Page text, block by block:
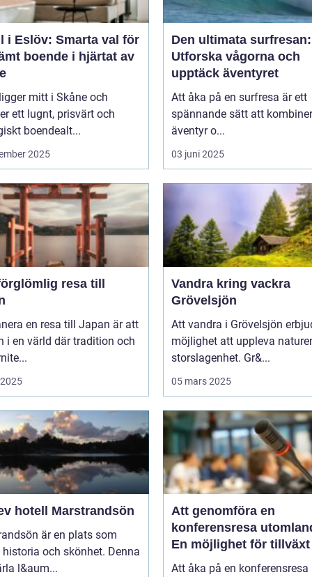
i Eslöv: Smarta val för
boende i hjärtat av
mitt i Skåne och
ett lugnt, prisvärt och
boendealt...
2025
Den ultimata surfresan:
Utforska vågorna och
upptäck äventyret
Att åka på en surfresa är ett
spännande sätt att
äventyr o...
03 juni 2025
resa till
en resa till Japan är att
i en värld där tradition och
Vandra kring vackra
Grövelsjön
Att vandra i Grövelsjön
möjlighet att uppleva
storslagenhet. Gr&...
05 mars 2025
hotell Marstrandsön
är en plats som
och skönhet. Denna
l&aum...
Att genomföra en
konferensresa
En möjlighet för
samarbete
Att åka på en konferensresa